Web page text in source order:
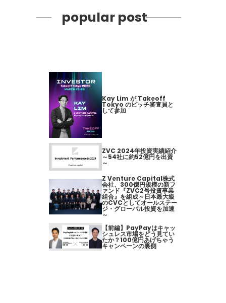
popular post
Kay Lim が Takeoff
Tokyo のピッチ審査員と
して参加
ZVC 2024年投資実績紹介
～54社に約52億円を出資
～
Z Venture Capital株式
会社、300億円規模の新フ
ァンド『ZVC2号投資事業
組合』を組成～日本最大級
のCVCとしてオールステー
ジ・グローバル投資を加速
～
【前編】PayPayはキャッ
シュレス市場をどう見てい
たか？100億円あげちゃう
キャンペーンの裏側